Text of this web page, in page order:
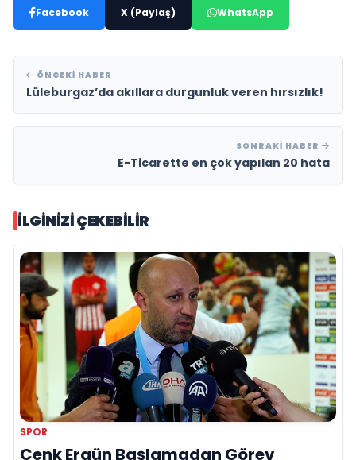
Facebook X (Paylaş) WhatsApp
ÖNCEKI HABER
Lüleburgaz’da akıllara durgunluk veren hırsızlık!
SONRAKI HABER
E-Ticarette en çok yapılan 20 hata
İLGINIZI ÇEKEBILIR
SPOR
Cenk Ergün Başlamadan Görev